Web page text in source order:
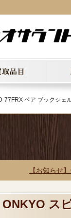
77FRX ペア ブックシェ
【お知らせ
ス